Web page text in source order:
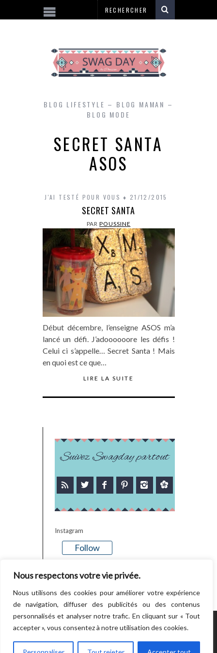
Nous respectons votre vie privée.
Nous utilisons des cookies pour améliorer votre expérience
de navigation, diffuser des publicités ou des contenus
personnalisés et analyser notre trafic. En cliquant sur « Tout
accepter », vous consentez à notre utilisation des cookies.
BLOG LIFESTYLE – BLOG MAMAN –
BLOG MODE
SECRET SANTA
ASOS
J'AI TESTÉ POUR VOUS 21/12/2015
SECRET SANTA
PARPOUSSINE
Début décembre, l’enseigne ASOS m’a
lancé un défi. J’adoooooore les défis !
Celui ci s’appelle… Secret Santa ! Mais
en quoi est ce que…
LIRE LA SUITE
Suivez Swagday partout
Instagram
Follow
POWERED BY WORDPRESS.CREATED BY
THEMESINDEP